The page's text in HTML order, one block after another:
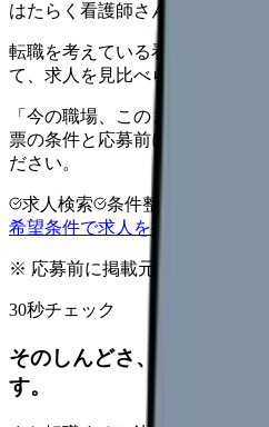
はたらく看護師さん 求人
転職を考えている看護師さんへ
て、求人を見比べられます。
「今の職場、このままでいいの
票の条件と応募前に確認したい
ださい。
求人検索 条件整理
希望条件で求人を探す
※ 応募前に掲載元の最新情報を
30秒チェック
そのしんどさ、転職すべき
す。